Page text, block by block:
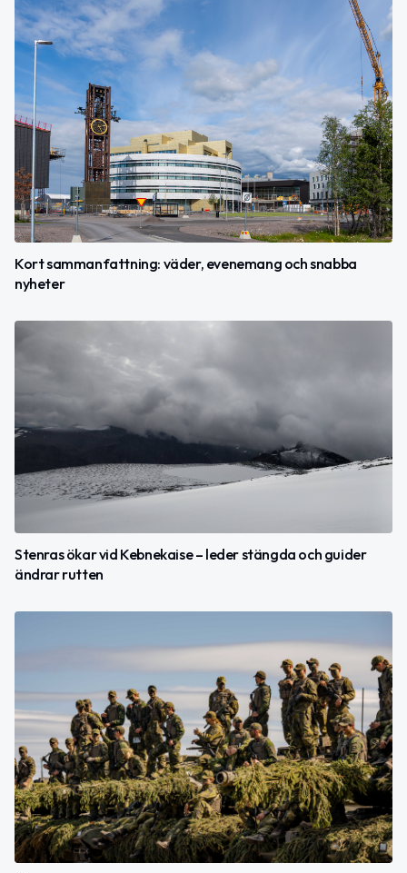
Kort sammanfattning: väder, evenemang och snabba
nyheter
Stenras ökar vid Kebnekaise – leder stängda och guider
ändrar rutten